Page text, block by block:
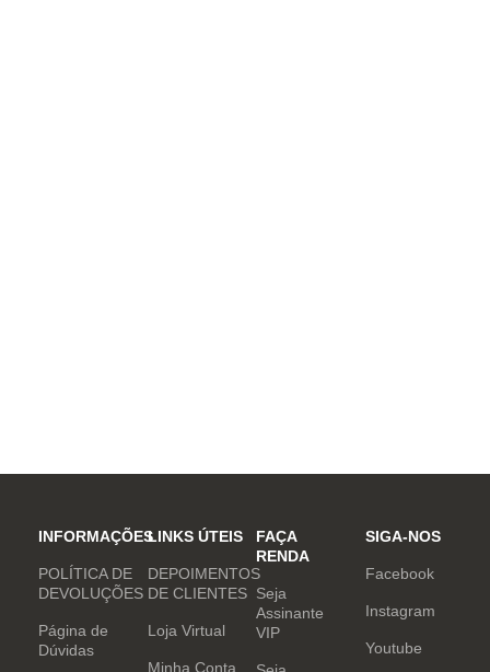
INFORMAÇÕES
POLÍTICA DE
DEVOLUÇÕES
Página de
Dúvidas
LINKS ÚTEIS
DEPOIMENTOS
DE CLIENTES
Loja Virtual
Minha Conta
FAÇA
RENDA
Seja
Assinante
VIP
SIGA-NOS
Facebook
Instagram
Youtube